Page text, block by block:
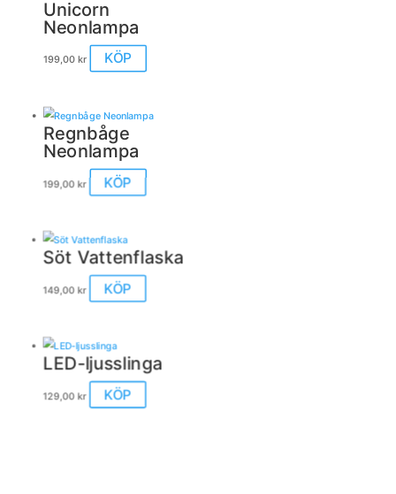
Unicorn
Neonlampa
199,00 kr KÖP
här
olika
alternativen
produktsidan
Regnbåge
Neonlampa
199,00 kr KÖP
Söt Vattenflaska
149,00 kr KÖP
här
varianter.
olika
LED-ljusslinga
129,00 kr KÖP
här